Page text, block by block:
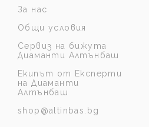
За нас
Общи условия
Сервиз на бижута
Диаманти Алтънбаш
Екипът от Експерти
на Диаманти
Алтънбаш
shop@altinbas.bg